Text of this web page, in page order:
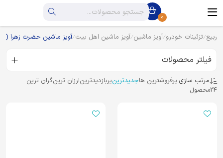
0
ربیع تزئینات خودرو آویز ماشین آویز ماشین اهل بیت آویز ماشین حضرت زهرا
فیلتر محصولات
مرتب سازی:پرفروشترین هاجدیدترینپربازدیدترینارزان ترینگران ترین
24محصول